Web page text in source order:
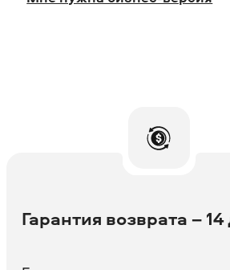
Гарантия возврата –